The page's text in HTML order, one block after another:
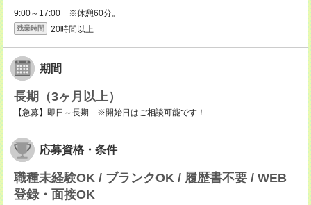
9:00～17:00 ※休憩60分。
残業時間 20時間以上
期間
長期（3ヶ月以上）
【急募】即日～長期 ※開始日はご相談可能です！
応募資格・条件
職種未経験OK / ブランクOK / 履歴書不要 / WEB
登録・面接OK